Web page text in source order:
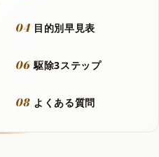
Let It Go
音楽カバー動画
04 目的別早見表
06 駆除3ステップ
08 よくある質問